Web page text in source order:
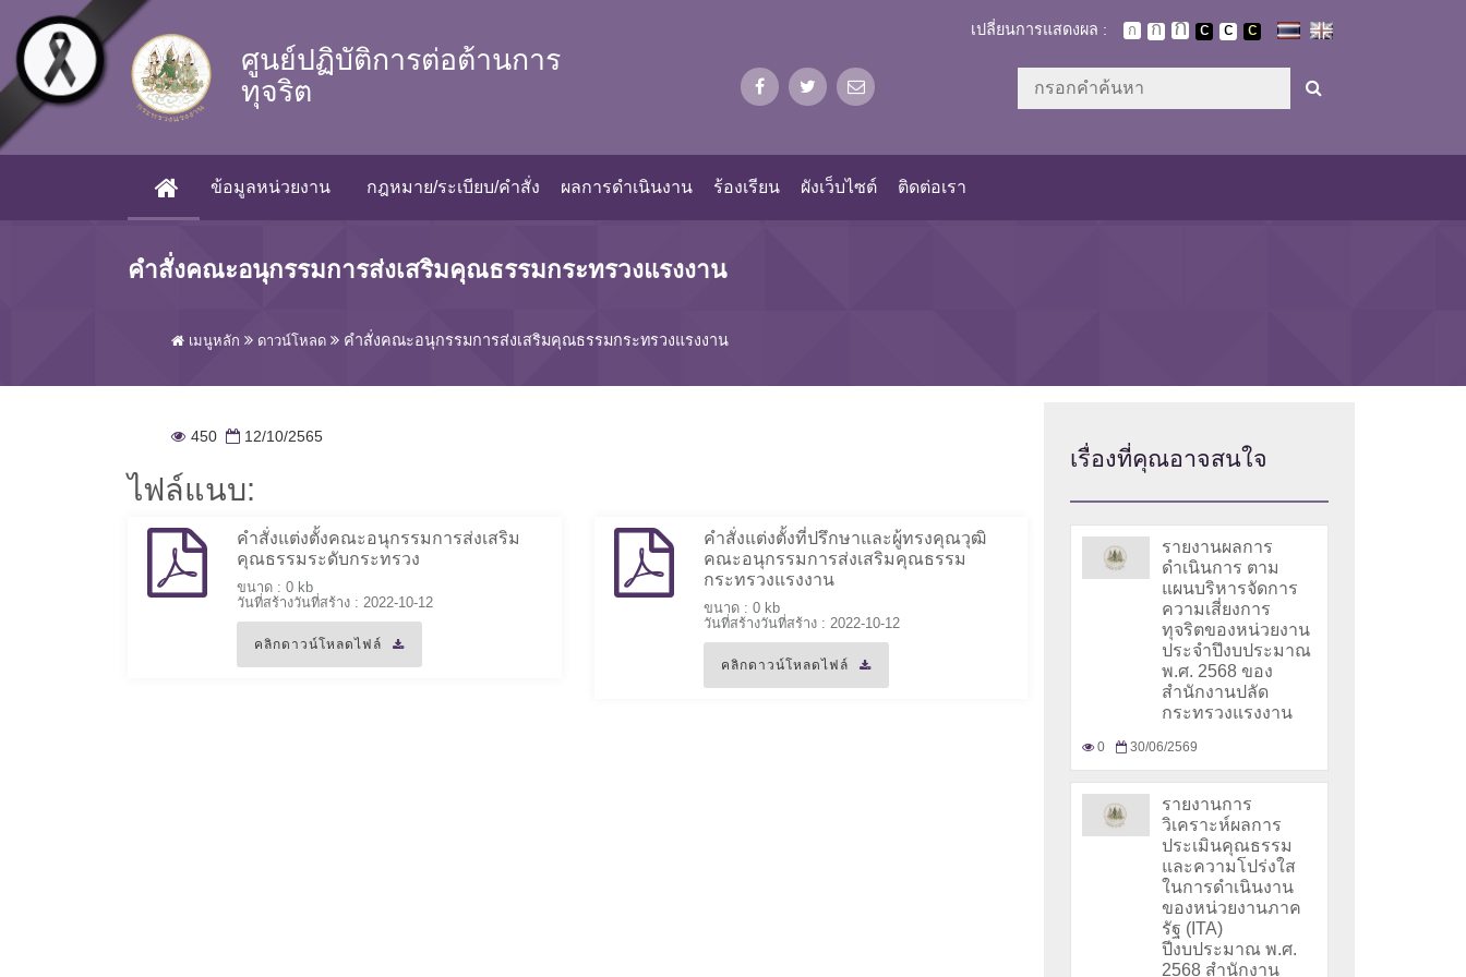
Skip to main content
ศูนย์ปฏิบัติการต่อต้านการ
ทุจริต
เปลี่ยนการแสดงผล :
(CURRENT)
ข้อมูลหน่วยงาน กฎหมาย/ระเบียบ/คำสั่ง ผลการดำเนินงาน ร้องเรียน ผังเว็บไซต์ ติดต่อเรา
คำสั่งคณะอนุกรรมการส่งเสริมคุณธรรมกระทรวงแรงงาน
เมนูหลัก ดาวน์โหลด คำสั่งคณะอนุกรรมการส่งเสริมคุณธรรมกระทรวงแรงงาน
450 12/10/2565
ไฟล์แนบ:
คำสั่งแต่งตั้งคณะอนุกรรมการส่งเสริม
คุณธรรมระดับกระทรวง
ขนาด : 0 kb
วันที่สร้างวันที่สร้าง : 2022-10-12
คลิกดาวน์โหลดไฟล์
คำสั่งแต่งตั้งที่ปรึกษาและผู้ทรงคุณวุฒิ
คณะอนุกรรมการส่งเสริมคุณธรรม
กระทรวงแรงงาน
ขนาด : 0 kb
วันที่สร้างวันที่สร้าง : 2022-10-12
คลิกดาวน์โหลดไฟล์
เรื่องที่คุณอาจสนใจ
รายงานผลการ
ดำเนินการ ตาม
แผนบริหารจัดการ
ความเสี่ยงการ
ทุจริตของหน่วยงาน
ประจำปึงบประมาณ
พ.ศ. 2568 ของ
สำนักงานปลัด
กระทรวงแรงงาน
0 30/06/2569
รายงานการ
วิเคราะห์ผลการ
ประเมินคุณธรรม
และความโปร่งใส
ในการดำเนินงาน
ของหน่วยงานภาค
รัฐ (ITA)
ปีงบประมาณ พ.ศ.
2568 สำนักงาน